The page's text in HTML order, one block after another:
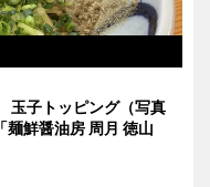
玉子トッピング（写真
鮮醤油房 周月 徳山